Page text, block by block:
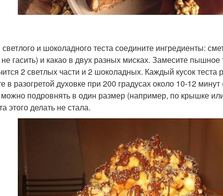
и шоколадного теста соедините ингредиенты:
гасить) и какао в двух разных мисках. Замесите пышное
2 светлых части и 2 шоколадных. Каждый кусок теста
в разогретой духовке при 200 градусах около 10-12
подровнять в один размер (например, по крышке
этого делать не стала.